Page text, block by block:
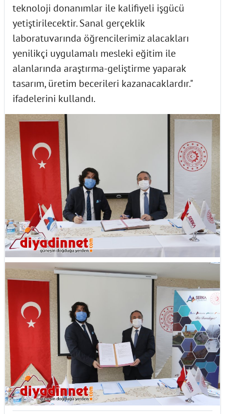
teknoloji donanımlar ile kalifiyeli işgücü
yetiştirilecektir. Sanal gerçeklik
laboratuvarında öğrencilerimiz alacakları
yenilikçi uygulamalı mesleki eğitim ile
alanlarında araştırma-geliştirme yaparak
tasarım, üretim becerileri kazanacaklardır."
ifadelerini kullandı.